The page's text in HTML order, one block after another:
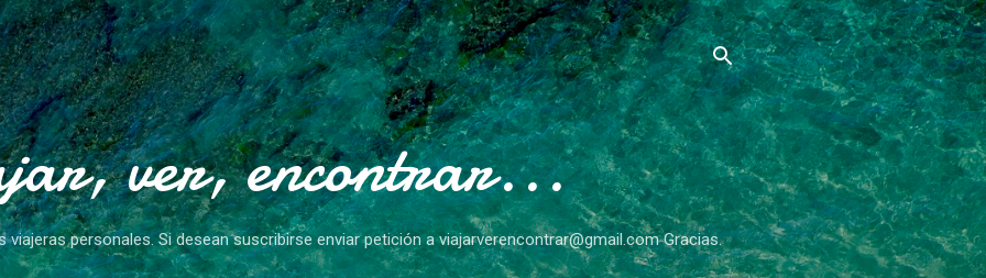
Ir al contenido principal
ver, encontrar...
viajeras personales. Si desean suscribirse enviar petición a viajarverencontrar@gmail.com Gracias.